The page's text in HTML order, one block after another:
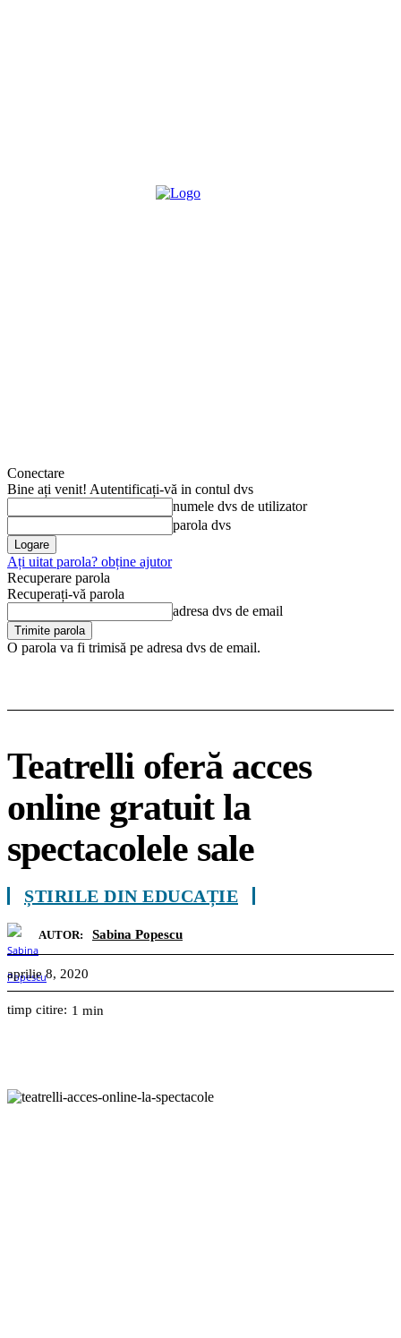
Conectare
Bine ați venit! Autentificați-vă in contul dvs
numele dvs de utilizator
parola dvs
Ați uitat parola? obține ajutor
Recuperare parola
Recuperați-vă parola
adresa dvs de email
O parola va fi trimisă pe adresa dvs de email.
Teatrelli oferă acces
online gratuit la
spectacolele sale
ȘTIRILE DIN EDUCAȚIE
AUTOR: Sabina Popescu
aprilie 8, 2020
timp citire: 1 min